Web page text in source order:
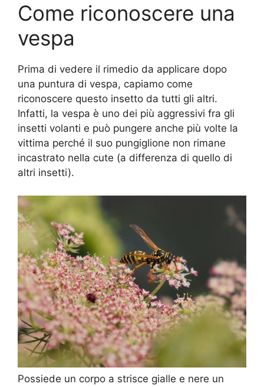
Come riconoscere una
vespa
Prima di vedere il rimedio da applicare dopo
una puntura di vespa, capiamo come
riconoscere questo insetto da tutti gli altri.
Infatti, la vespa è uno dei più aggressivi fra gli
insetti volanti e può pungere anche più volte la
vittima perché il suo pungiglione non rimane
incastrato nella cute (a differenza di quello di
altri insetti).
Possiede un corpo a strisce gialle e nere un